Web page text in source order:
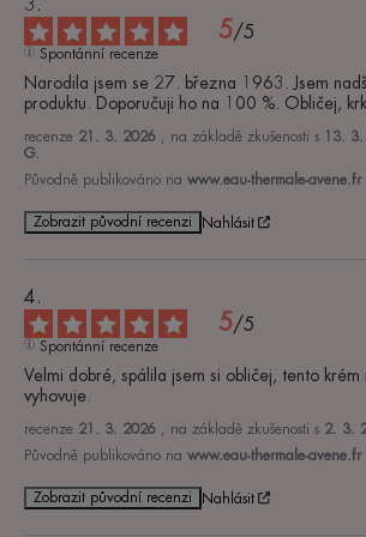
5/5
Spontánní recenze
Narodila jsem se 27. března 1963. Jsem
produktu. Doporučuji ho na 100 %. Obličej,
recenze 21. 3. 2026 , na základě zkušenosti s 13.
G.
Původně publikováno na www.eau-thermale-avene.fr
Zobrazit původní recenzi Nahlásit
5/5
Spontánní recenze
Velmi dobré, spálila jsem si obličej, tento krém
vyhovuje.
recenze 21. 3. 2026 , na základě zkušenosti s 2. 3.
Původně publikováno na www.eau-thermale-avene.fr
Zobrazit původní recenzi Nahlásit